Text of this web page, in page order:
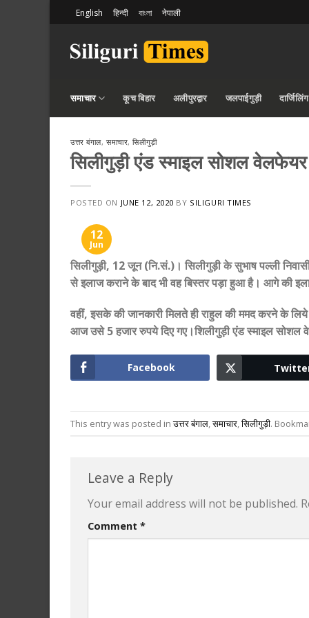
content
English हिन्दी বাংলা नेपाली
समाचार कूच बिहार अलीपुरद्वार जलपाईगुड़ी दार्जिलिंग
उत्तर बंगाल,समाचार,सिलीगुड़ी
सिलीगुड़ी एंड स्माइल सोशल वेलफेयर
POSTED ON JUNE 12, 2020 BY SILIGURI TIMES
12
Jun
सिलीगुड़ी, 12 जून (नि.सं.)। सिलीगुड़ी के सुभाष पल्ली
से इलाज कराने के बाद भी वह बिस्तर पड़ा हुआ है। आगे की
वहीं, इसके की जानकारी मिलते ही राहुल की ममद करने के
आज उसे 5 हजार रुपये दिए गए।शिलीगुड़ी एंड स्माइल सोशल
Facebook
This entry was posted inउत्तर बंगाल ,समाचार ,सिलीगुड़ी.
Leave a Reply
Your email address will not be published.
Comment *